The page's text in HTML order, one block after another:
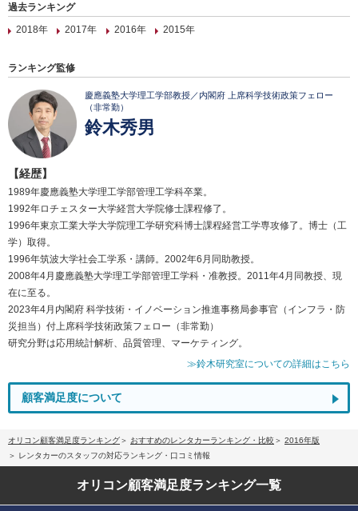
過去ランキング
2018年
2017年 2016年 2015年
ランキング監修
慶應義塾大学理工学部教授／内閣府 上席科学技術政策フェロー
（非常勤）
鈴木秀男
【経歴】
1989年慶應義塾大学理工学部管理工学科卒業。
1992年ロチェスター大学経営大学院修士課程修了。
1996年東京工業大学大学院理工学研究科博士課程経営工学専攻修了。博士（工
学）取得。
1996年筑波大学社会工学系・講師。2002年6月同助教授。
2008年4月慶應義塾大学理工学部管理工学科・准教授。2011年4月同教授、現
在に至る。
2023年4月内閣府 科学技術・イノベーション推進事務局参事官（インフラ・防
災担当）付上席科学技術政策フェロー（非常勤）
研究分野は応用統計解析、品質管理、マーケティング。
≫鈴木研究室についての詳細はこちら
顧客満足度について
オリコン顧客満足度ランキング おすすめのレンタカーランキング・比較
2016年版
レンタカーのスタッフの対応ランキング・口コミ情報
オリコン顧客満足度ランキング一覧